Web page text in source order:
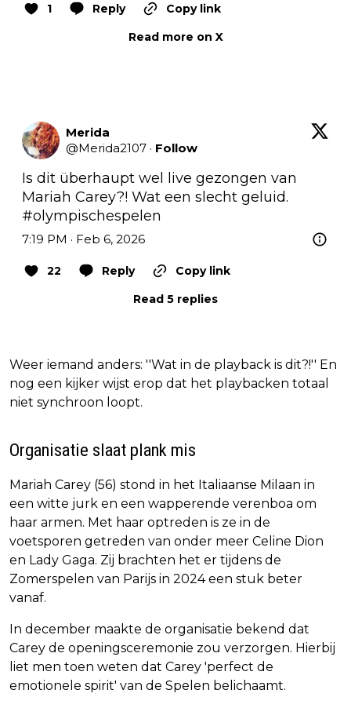
1 Reply
Copy link
Read more on X
Merida
@Merida2107 · Follow
Is dit überhaupt wel live gezongen van
#olympischespelen
7:19 PM · Feb 6, 2026
22 Reply
Copy link
Read 5 replies
Weer iemand anders: ''Wat in de playback is dit?!'' En
nog een kijker wijst erop dat het playbacken totaal
niet synchroon loopt.
Organisatie slaat plank mis
Mariah Carey (56) stond in het Italiaanse Milaan in
een witte jurk en een wapperende verenboa om
haar armen. Met haar optreden is ze in de
voetsporen getreden van onder meer Celine Dion
en Lady Gaga. Zij brachten het er tijdens de
Zomerspelen van Parijs in 2024 een stuk beter
vanaf.
In december maakte de organisatie bekend dat
Carey de openingsceremonie zou verzorgen. Hierbij
liet men toen weten dat Carey 'perfect de
emotionele spirit' van de Spelen belichaamt.